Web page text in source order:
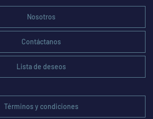
Nosotros
Contáctanos
Lista de deseos
Términos y condiciones